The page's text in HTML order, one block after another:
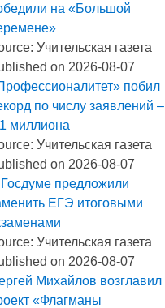
на «Большой
Учительская газета
on 2026-08-07
побил
по числу заявлений –
миллиона
Учительская газета
on 2026-08-07
предложили
ЕГЭ итоговыми
Учительская газета
on 2026-08-07
Михайлов возглавил
«Флагманы